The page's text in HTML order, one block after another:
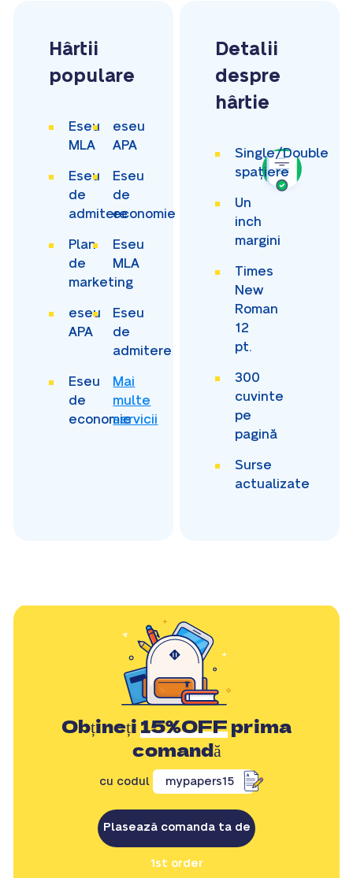
Hârtii
populare
Eseu
MLA
eseu
APA
Eseu
de
admitere
Eseu
de
economie
Plan
de
marketing
Eseu
MLA
eseu
APA
Eseu
de
admitere
Eseu
de
economie
Mai
multe
servicii
Detalii
despre
hârtie
Single/Double
spațiere
Un
inch
margini
Times
New
Roman
12
pt.
300
cuvinte
pe
pagină
Surse
actualizate
Obțineți15%OFFprima
comandă
cu codul mypapers15
Plasează comanda ta de
1st order